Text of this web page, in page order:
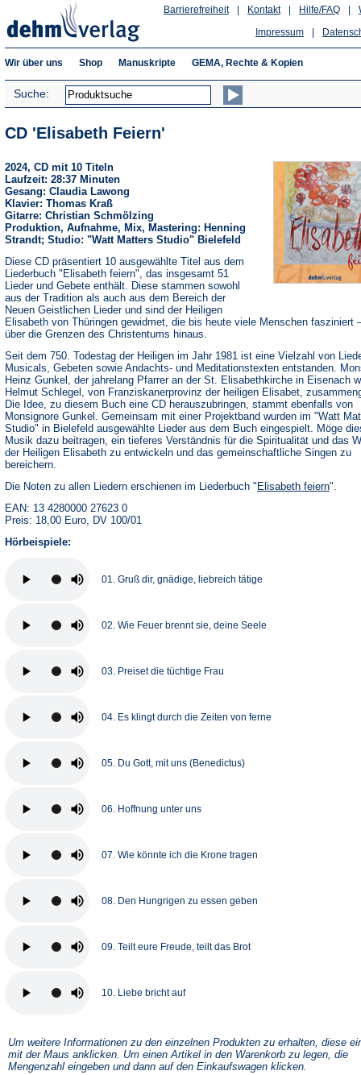
Hilfe/FAQ
Kontakt
Barrierefreiheit
Impressum
Wir über uns Shop Manuskripte GEMA, Rechte & Kopien
Suche:
CD 'Elisabeth Feiern'
2024, CD mit 10 Titeln
Laufzeit: 28:37 Minuten
Gesang: Claudia Lawong
Klavier: Thomas Kraß
Gitarre: Christian Schmölzing
Produktion, Aufnahme, Mix, Mastering: Henning
Strandt; Studio: "Watt Matters Studio" Bielefeld
Diese CD präsentiert 10 ausgewählte Titel aus dem
Liederbuch "Elisabeth feiern", das insgesamt 51
Lieder und Gebete enthält. Diese stammen sowohl
aus der Tradition als auch aus dem Bereich der
Neuen Geistlichen Lieder und sind der Heiligen
Elisabeth von Thüringen gewidmet, die bis heute viele Menschen fasziniert
über die Grenzen des Christentums hinaus.
Seit dem 750. Todestag der Heiligen im Jahr 1981 ist eine Vielzahl von
Musicals, Gebeten sowie Andachts- und Meditationstexten entstanden.
Heinz Gunkel, der jahrelang Pfarrer an der St. Elisabethkirche in Eisenach
Helmut Schlegel, von Franziskanerprovinz der heiligen Elisabet,
Die Idee, zu diesem Buch eine CD herauszubringen, stammt ebenfalls von
Monsignore Gunkel. Gemeinsam mit einer Projektband wurden im "Watt
Studio" in Bielefeld ausgewählte Lieder aus dem Buch eingespielt. Möge
Musik dazu beitragen, ein tieferes Verständnis für die Spiritualität und das
der Heiligen Elisabeth zu entwickeln und das gemeinschaftliche Singen zu
bereichern.
Die Noten zu allen Liedern erschienen im Liederbuch " Elisabeth feiern".
EAN: 13 4280000 27623 0
Preis: 18,00 Euro, DV 100/01
Hörbeispiele:
01. Gruß dir, gnädige, liebreich tätige
02. Wie Feuer brennt sie, deine Seele
03. Preiset die tüchtige Frau
04. Es klingt durch die Zeiten von ferne
05. Du Gott, mit uns (Benedictus)
06. Hoffnung unter uns
07. Wie könnte ich die Krone tragen
08. Den Hungrigen zu essen geben
09. Teilt eure Freude, teilt das Brot
10. Liebe bricht auf
Um weitere Informationen zu den einzelnen Produkten zu erhalten, diese
mit der Maus anklicken. Um einen Artikel in den Warenkorb zu legen, die
Mengenzahl eingeben und dann auf den Einkaufswagen klicken.